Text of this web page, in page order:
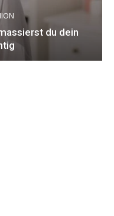
du dein